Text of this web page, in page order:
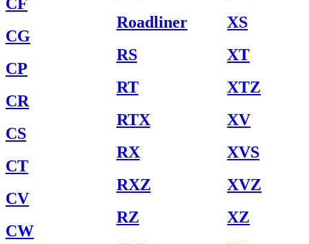
CF
CG
CP
CR
CS
CT
CV
CW
Roadliner
RS
RT
RTX
RX
RXZ
RZ
XS
XT
XTZ
XV
XVS
XVZ
XZ